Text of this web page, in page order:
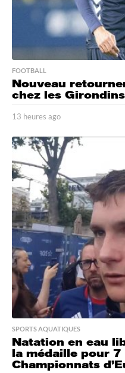
FOOTBALL
Nouveau
chez les
13 heures ago
h
e
u
r
e
a
o
SPORTS AQUATIQUES
Natation en eau
la médaille pour 7
Championnats